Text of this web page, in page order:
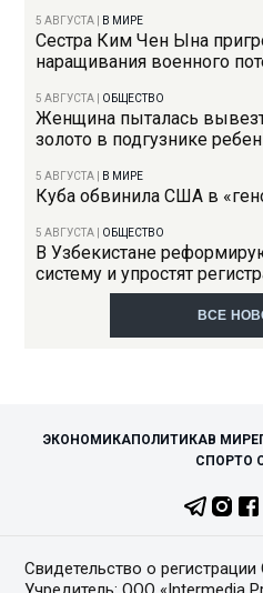
5 АВГУСТА В МИРЕ
Сестра Ким Чен Ына
наращивания военного
5 АВГУСТА ОБЩЕСТВО
Женщина пыталась
золото в подгузнике
5 АВГУСТА В МИРЕ
Куба обвинила США в
5 АВГУСТА ОБЩЕСТВО
В Узбекистане
систему и упростят
ВСЕ
ЭКОНОМИКАПОЛИТИКАВ МИРЕ
СПОРТО
Свидетельство о